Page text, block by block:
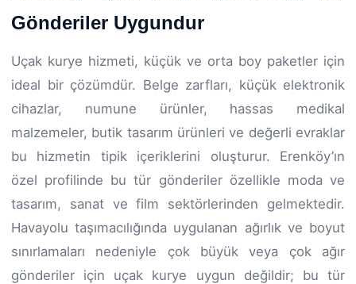
Gönderiler Uygundur
Uçak kurye hizmeti, küçük ve orta boy paketler için
ideal bir çözümdür. Belge zarfları, küçük elektronik
cihazlar, numune ürünler, hassas medikal
malzemeler, butik tasarım ürünleri ve değerli evraklar
bu hizmetin tipik içeriklerini oluşturur. Erenköy’ın
özel profilinde bu tür gönderiler özellikle moda ve
tasarım, sanat ve film sektörlerinden gelmektedir.
Havayolu taşımacılığında uygulanan ağırlık ve boyut
sınırlamaları nedeniyle çok büyük veya çok ağır
gönderiler için uçak kurye uygun değildir; bu tür